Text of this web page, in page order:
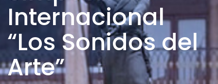
Internacional
“Los Sonidos del
Arte”